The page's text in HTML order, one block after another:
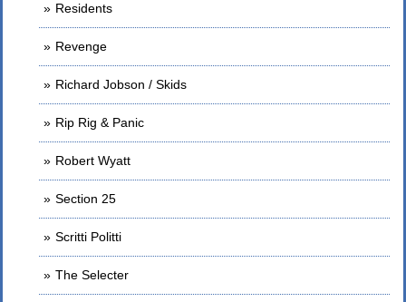
Residents
Revenge
Richard Jobson / Skids
Rip Rig & Panic
Robert Wyatt
Section 25
Scritti Politti
The Selecter